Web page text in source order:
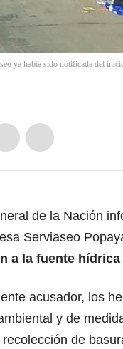
ya había sido notificada del
de la Nación
Serviaseo
a la fuente
acusador, los
y de
de